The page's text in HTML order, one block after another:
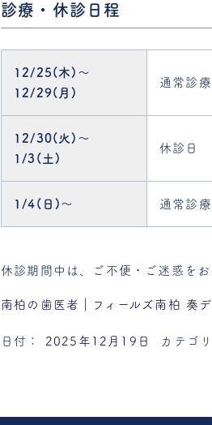
診療・休診日程
12/25(木)～
12/29(月)
通常診療
12/30(火)～
1/3(土)
休診日
1/4(日)〜 通常診療
休診期間中は、ご不便・ご迷惑を
南柏の歯医者｜フィールズ南柏 奏
日付： 2025年12月19日 カテゴリ